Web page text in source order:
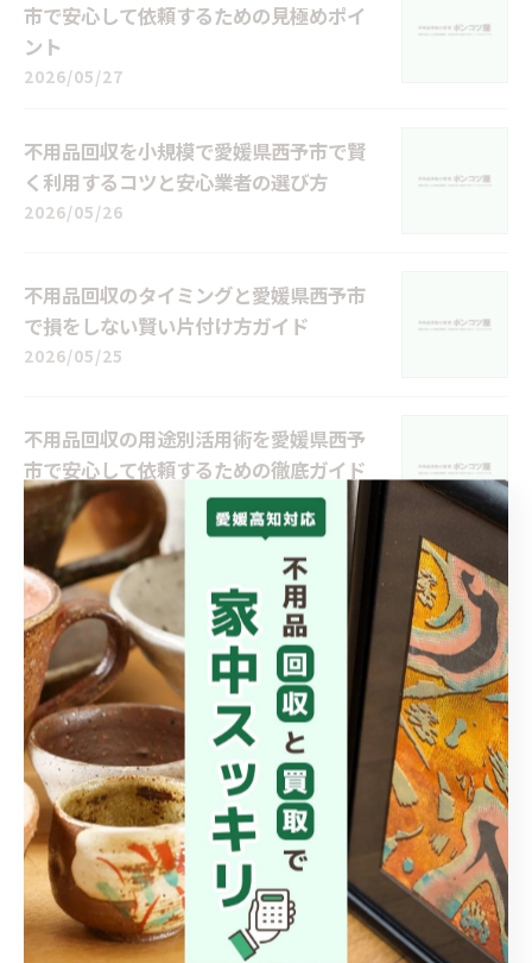
市で安心して依頼するための見極めポイ
ント
2026/05/27
不用品回収を小規模で愛媛県西予市で賢
く利用するコツと安心業者の選び方
2026/05/26
不用品回収のタイミングと愛媛県西予市
で損をしない賢い片付け方ガイド
2026/05/25
不用品回収の用途別活用術を愛媛県西予
市で安心して依頼するための徹底ガイド
2026/05/24
不用品回収と人気サービスを愛媛県西予
市で安心して選ぶための失敗しないポイ
ント
2026/05/23
不用品回収を安全に進める愛媛県西予市
の賢い選び方と安心ポイント完全ガイド
2026/05/22
不用品回収と広告で失敗しないための安
心ガイド愛媛県西予市向け
2026/05/21